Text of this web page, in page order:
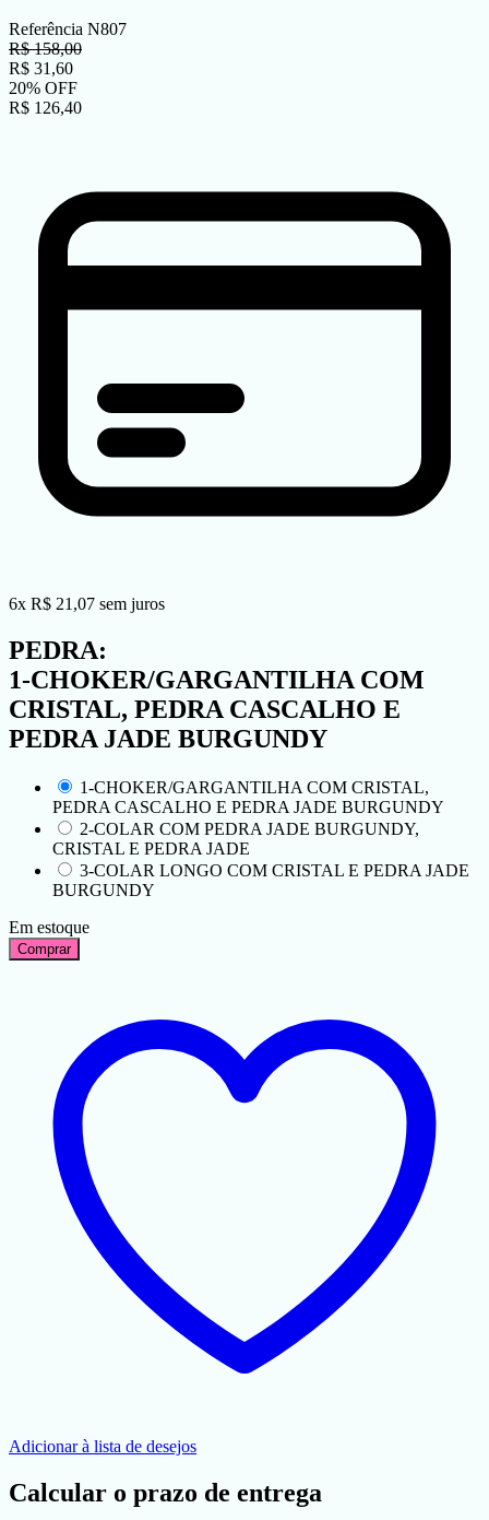
Referência N807
R$158,00
R$ 31,60
20% OFF
R$ 126,40
6x R$ 21,07 sem juros
PEDRA:
1-CHOKER/GARGANTILHA COM
CRISTAL, PEDRA CASCALHO E
PEDRA JADE BURGUNDY
1-CHOKER/GARGANTILHA COM CRISTAL,
PEDRA CASCALHO E PEDRA JADE BURGUNDY
2-COLAR COM PEDRA JADE BURGUNDY,
CRISTAL E PEDRA JADE
3-COLAR LONGO COM CRISTAL E PEDRA JADE
BURGUNDY
Em estoque
Comprar
Adicionar à lista de desejos
Calcular o prazo de entrega